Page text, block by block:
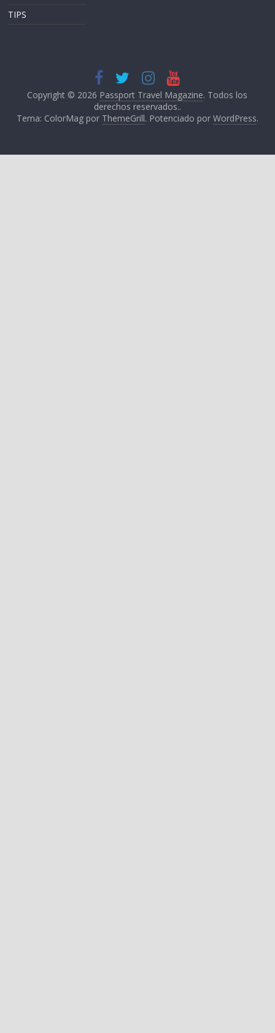
TIPS
Copyright © 2026 Passport Travel Magazine. Todos los
derechos reservados..
Tema: ColorMag por ThemeGrill. Potenciado por WordPress.